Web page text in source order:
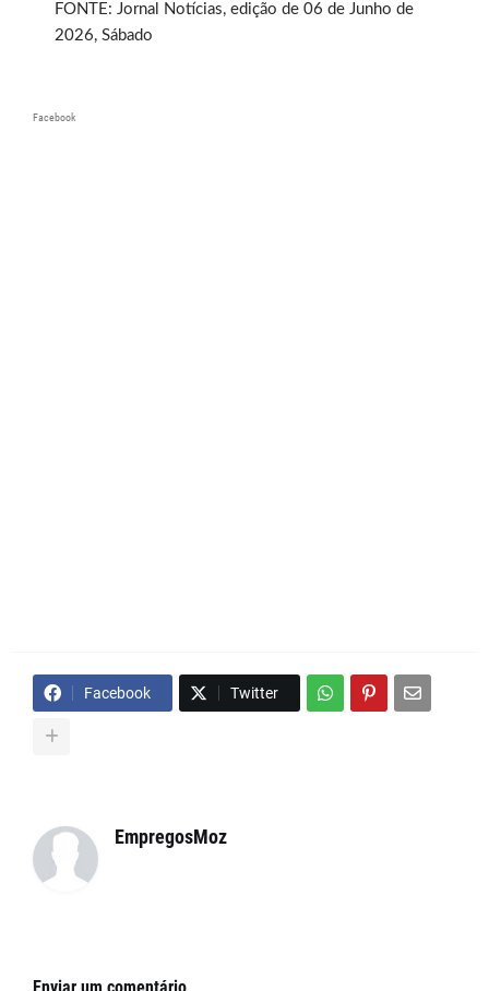
FONTE: Jornal Notícias, edição de 06 de Junho de
2026, Sábado
Facebook
Facebook Twitter
EmpregosMoz